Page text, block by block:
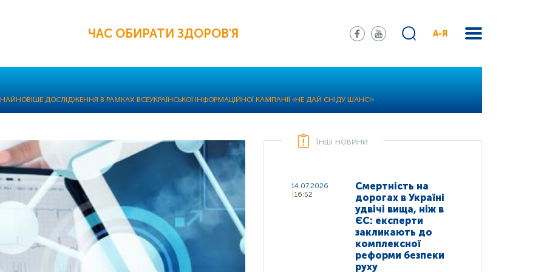
ЧАС ОБИРАТИ ЗДОРОВ'Я А-Я
НАЙНОВІШЕ ДОСЛІДЖЕННЯ В РАМКАХ ВСЕУКРАЇНСЬКОЇ ІНФОРМАЦІЙНОЇ КАМПАНІЇ «НЕ ДАЙ СНІДУ ШАНС!»
Інші новини
14.07.2026
16:52
Смертність на
дорогах в Україні
удвічі вища, ніж в
ЄС: експерти
закликають до
комплексної
реформи безпеки
руху